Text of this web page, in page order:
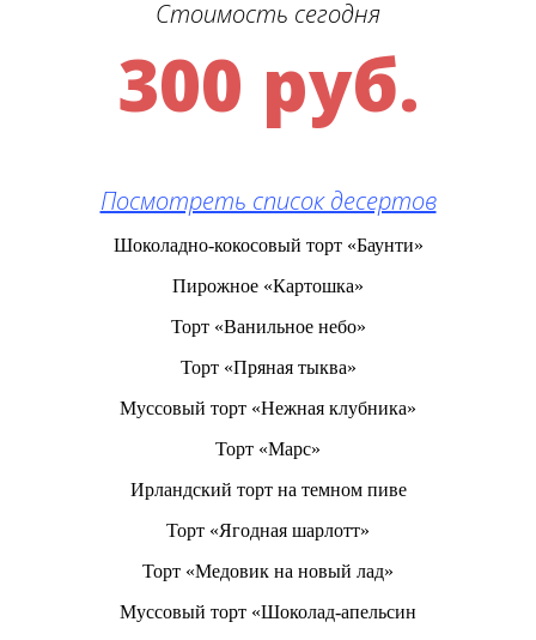
Стоимость сегодня
300 руб.
Посмотреть список десертов
Шоколадно-кокосовый торт «Баунти»
Пирожное «Картошка»
Торт «Ванильное небо»
Торт «Пряная тыква»
Муссовый торт «Нежная клубника»
Торт «Марс»
Ирландский торт на темном пиве
Торт «Ягодная шарлотт»
Торт «Медовик на новый лад»
Муссовый торт «Шоколад-апельсин